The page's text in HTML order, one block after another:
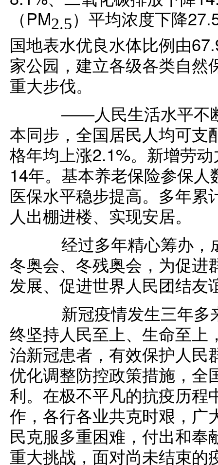
（PM2.5）平均浓度下降
国地表水优良水体比例由
家公园，建立各级各类自然
重大步伐。
——人民生活水平不断
本同步，全国居民人均可支
格年均上涨2.1%。新增劳
14年。基本养老保险参保
医保水平稳步提高。多年
人出棚进楼、实现安居。
经过多年精心筹办，
冬奥会、冬残奥会，为促进
发展、促进世界人民团结友
新冠疫情发生三年多
终坚持人民至上、生命至上
治新冠患者，有效保护人民
优化调整防控政策措施，全
利。在极不平凡的抗疫历程
作，各行各业共克时艰，广
民克服多重困难，付出和
重大挑战，面对尚未结束的